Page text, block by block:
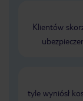
Klientów
tyle wyniósł